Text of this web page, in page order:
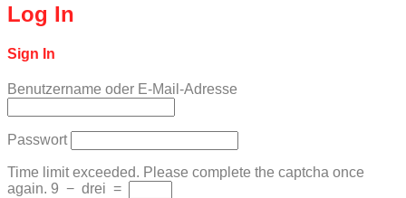
Log In
Sign In
Benutzername oder E-Mail-Adresse
Passwort
Time limit exceeded. Please complete the captcha once
again. 9 − drei =